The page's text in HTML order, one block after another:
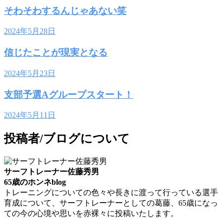
そわそわするんじゃあない笑
2024年5月28日
信じたことが現実となる
2024年5月23日
支部予選Aグループスタート！
2024年5月11日
投稿者/ブログについて
サーフトレーナー佐藤秀男
65歳のホンネblog
トレーニングについての色々や長きに渡って行っている選手
育成について、サーフトレーナーとしての葛藤、65歳になっ
ての今の心境や思いを赤裸々に投稿いたします。